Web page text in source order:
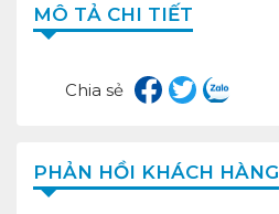
MÔ TẢ CHI TIẾT
Chia sẻ
PHẢN HỒI KHÁCH HÀNG